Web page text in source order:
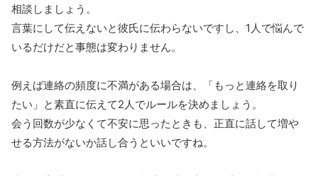
相談しましょう。
言葉にして伝えないと彼氏に伝わらないですし、1人で悩んで
いるだけだと事態は変わりません。
例えば連絡の頻度に不満がある場合は、「もっと連絡を取り
たい」と素直に伝えて2人でルールを決めましょう。
会う回数が少なくて不安に思ったときも、正直に話して増や
せる方法がないか話し合うといいですね。